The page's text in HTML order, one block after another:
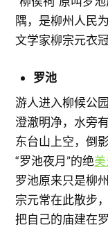
隅，是柳州人民
文学家柳宗元衣冠
罗池
游人进入柳候公
澄澈明净，水旁
东台山上空，倒
“罗池夜月”的绝
罗池原来只是柳
宗元常在此散步
把自己的庙建在